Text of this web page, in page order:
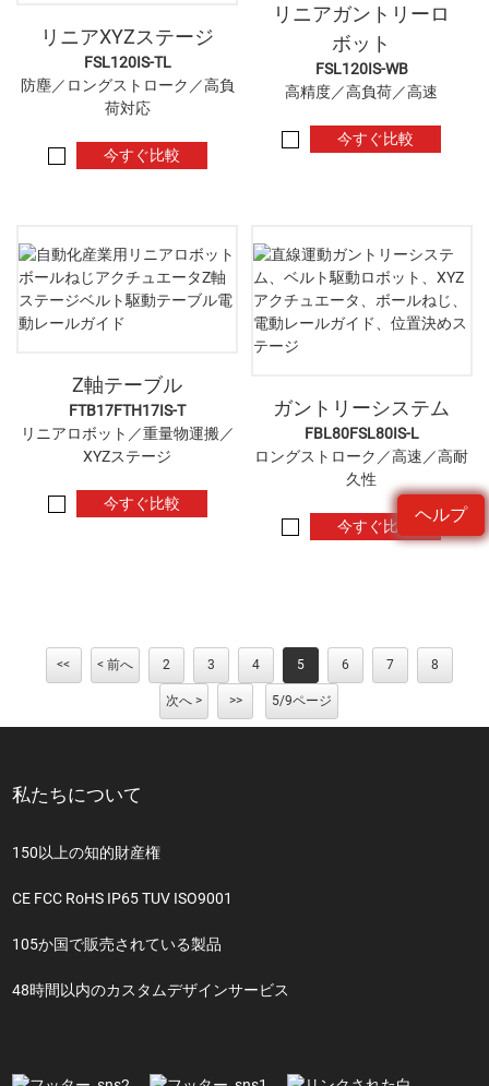
ヘルプ
リニアXYZステージ
FSL120IS-TL
防塵／ロングストローク／高負
荷対応
今すぐ比較
リニアガントリーロ
ボット
FSL120IS-WB
高精度／高負荷／高速
今すぐ比較
Z軸テーブル
FTB17FTH17IS-T
リニアロボット／重量物運搬／
XYZステージ
今すぐ比較
ガントリーシステム
FBL80FSL80IS-L
ロングストローク／高速／高耐
久性
今すぐ比較
<< < 前へ 2 3 4 5 6 7 8
次へ > >> 5/9ページ
私たちについて
150以上の知的財産権
CE FCC RoHS IP65 TUV ISO9001
105か国で販売されている製品
48時間以内のカスタムデザインサービス